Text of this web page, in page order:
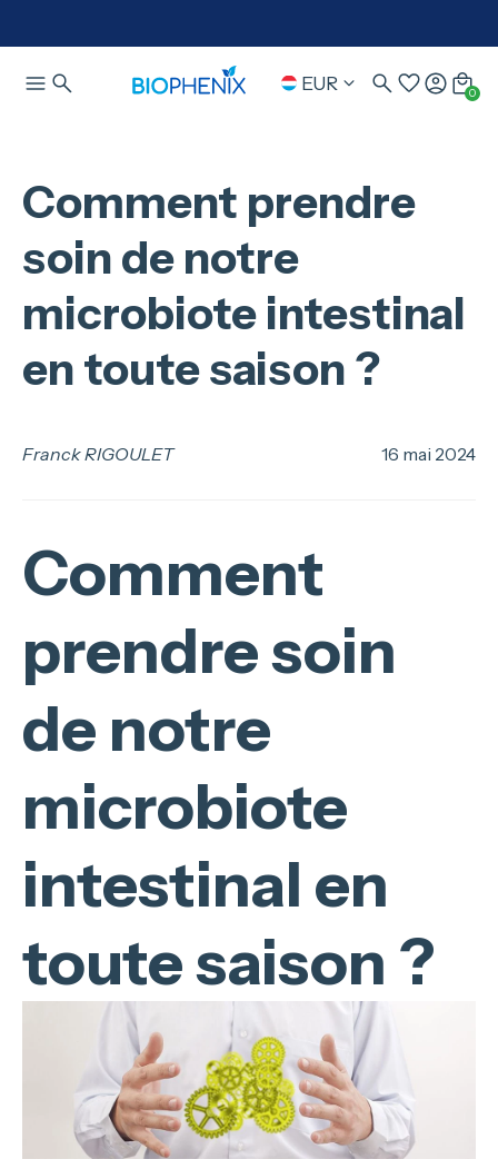
EUR 0
Comment prendre
soin de notre
microbiote intestinal
en toute saison ?
Franck RIGOULET 16 mai 2024
Comment
prendre soin
de notre
microbiote
intestinal en
toute saison ?